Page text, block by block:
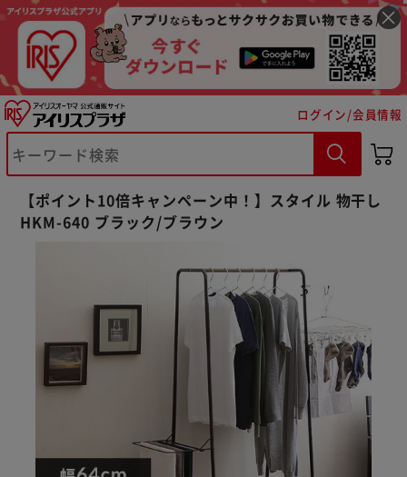
ログイン/会員情報
【ポイント10倍キャンペーン中！】スタイル 物干し
HKM-640 ブラック/ブラウン